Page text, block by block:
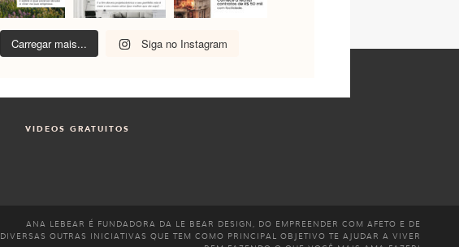
Carregar mais... Siga no Instagram
VIDEOS GRATUITOS
ANA LEBEAR É FUNDADORA DA LE BEAR DESIGN, DO EMPREENDER COM AFETO E DE
DIVERSAS OUTRAS INICIATIVAS QUE TEM COMO PRINCIPAL OBJETIVO TE AJUDAR A VIVER